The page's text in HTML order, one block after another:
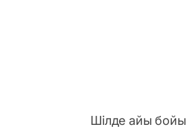
Шілде айы бойы